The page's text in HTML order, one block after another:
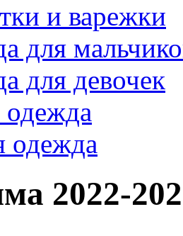
и варежки
для
для девочек
одежда
2022-